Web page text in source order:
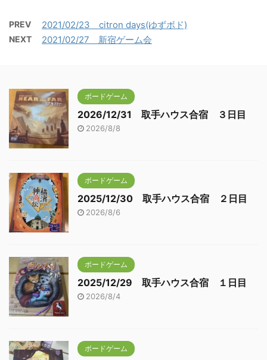
PREV 2021/02/23 citron days(ゆずボド)
NEXT 2021/02/27 新宿ゲーム会
ボードゲーム
2026/12/31 取手ハウス合宿 ３日目
2026/8/8
ボードゲーム
2025/12/30 取手ハウス合宿 ２日目
2026/8/6
ボードゲーム
2025/12/29 取手ハウス合宿 １日目
2026/8/4
ボードゲーム